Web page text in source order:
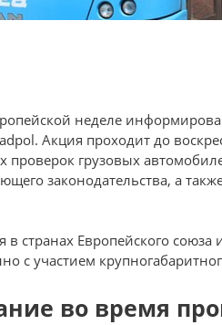
неделе
Акция проходит до
проверок грузовых
законодательства, а
странах Европейского
с участием
во время